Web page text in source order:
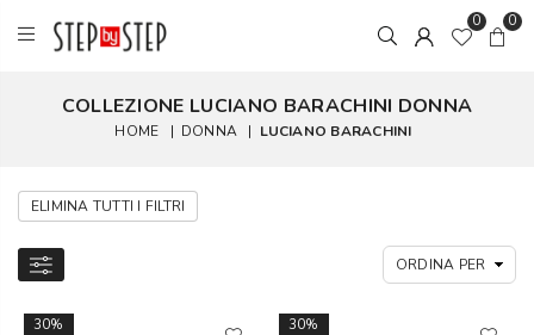
0 0
COLLEZIONE LUCIANO BARACHINI DONNA
HOME | DONNA | LUCIANO BARACHINI
ELIMINA TUTTI I FILTRI
30% 30%